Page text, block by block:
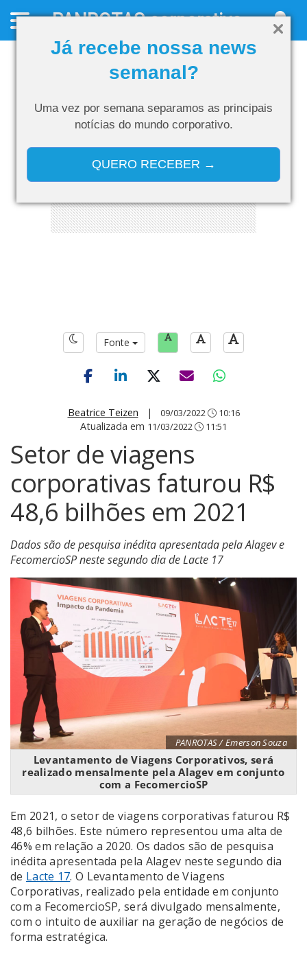
Já recebe nossa news
semanal?
Uma vez por semana separamos as principais
notícias do mundo corporativo.
QUERO RECEBER →
PANROTAScorporativo
Fonte
Beatrice Teizen | 09/03/2022 10:16
Atualizada em 11/03/2022 11:51
Setor de viagens
corporativas faturou R$
48,6 bilhões em 2021
Dados são de pesquisa inédita apresentada pela Alagev e
FecomercioSP neste segundo dia de Lacte 17
PANROTAS / Emerson Souza
Levantamento de Viagens Corporativos, será
realizado mensalmente pela Alagev em conjunto
com a FecomercioSP
Em 2021, o setor de viagens corporativas faturou R$
48,6 bilhões. Este número representou uma alta de
46% em relação a 2020. Os dados são de pesquisa
inédita apresentada pela Alagev neste segundo dia
de Lacte 17. O Levantamento de Viagens
Corporativas, realizado pela entidade em conjunto
com a FecomercioSP, será divulgado mensalmente,
com o intuito de auxiliar na geração de negócios de
forma estratégica.